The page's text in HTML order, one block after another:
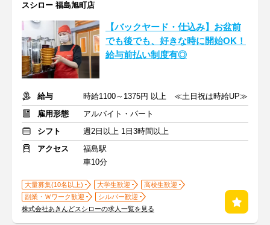
スシロー 福島旭町店
【バックヤード・仕込み】お盆前
でも後でも、好きな時に開始OK！
給与前払い制度有◎
給与
時給1100～1375円 以上 ≪土日祝は時給UP≫
雇用形態
アルバイト・パート
シフト
週2日以上 1日3時間以上
アクセス
福島駅
車10分
大量募集(10名以上) 大学生歓迎
高校生歓迎
副業・Ｗワーク歓迎
シルバー歓迎
株式会社あきんどスシローの求人一覧を見る